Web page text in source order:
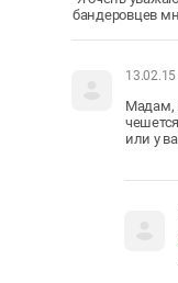
бандеровцев
Мадам,
или у